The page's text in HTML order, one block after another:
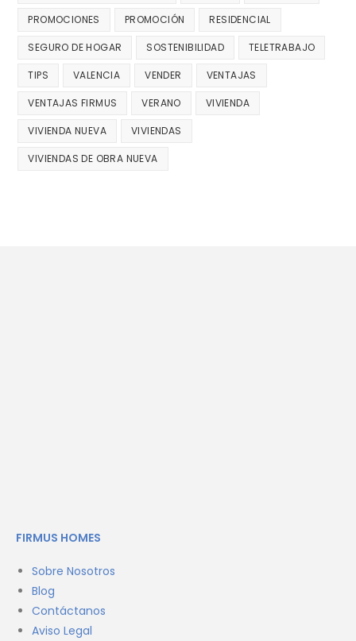
PROMOCIONES PROMOCIÓN RESIDENCIAL
SEGURO DE HOGAR SOSTENIBILIDAD TELETRABAJO
TIPS VALENCIA VENDER VENTAJAS
VENTAJAS FIRMUS VERANO VIVIENDA
VIVIENDA NUEVA VIVIENDAS
VIVIENDAS DE OBRA NUEVA
FIRMUS HOMES
Sobre Nosotros
Blog
Contáctanos
Aviso Legal